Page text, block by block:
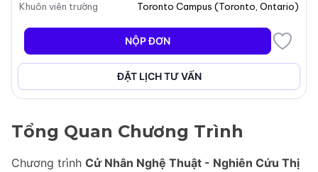
Tổng Quan Chương Trình
Chương trình Cử Nhân Nghệ Thuật - Nghiên Cứu Thị
Khuôn viên trường
Toronto Campus (Toronto Ontario)
NỘP ĐƠN
ĐẶT LỊCH TƯ VẤN